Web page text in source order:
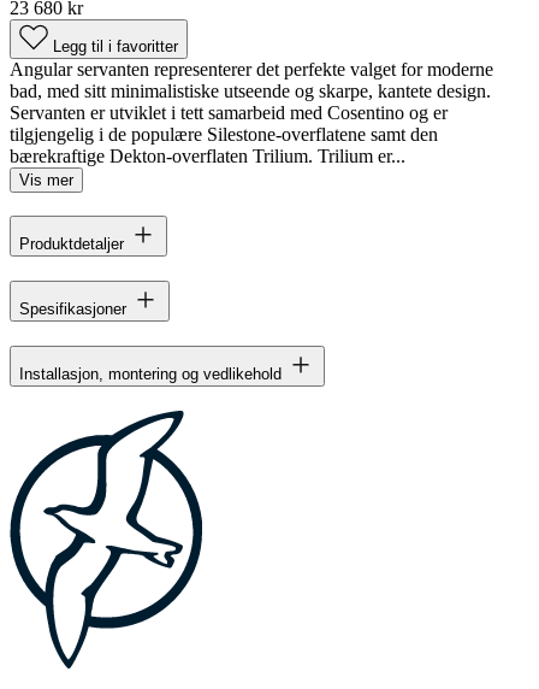
23 680 kr
Legg til i favoritter
Angular servanten representerer det perfekte valget for moderne
bad, med sitt minimalistiske utseende og skarpe, kantete design.
Servanten er utviklet i tett samarbeid med Cosentino og er
tilgjengelig i de populære Silestone-overflatene samt den
bærekraftige Dekton-overflaten Trilium. Trilium er...
Vis mer
Produktdetaljer
Spesifikasjoner
Installasjon, montering og vedlikehold